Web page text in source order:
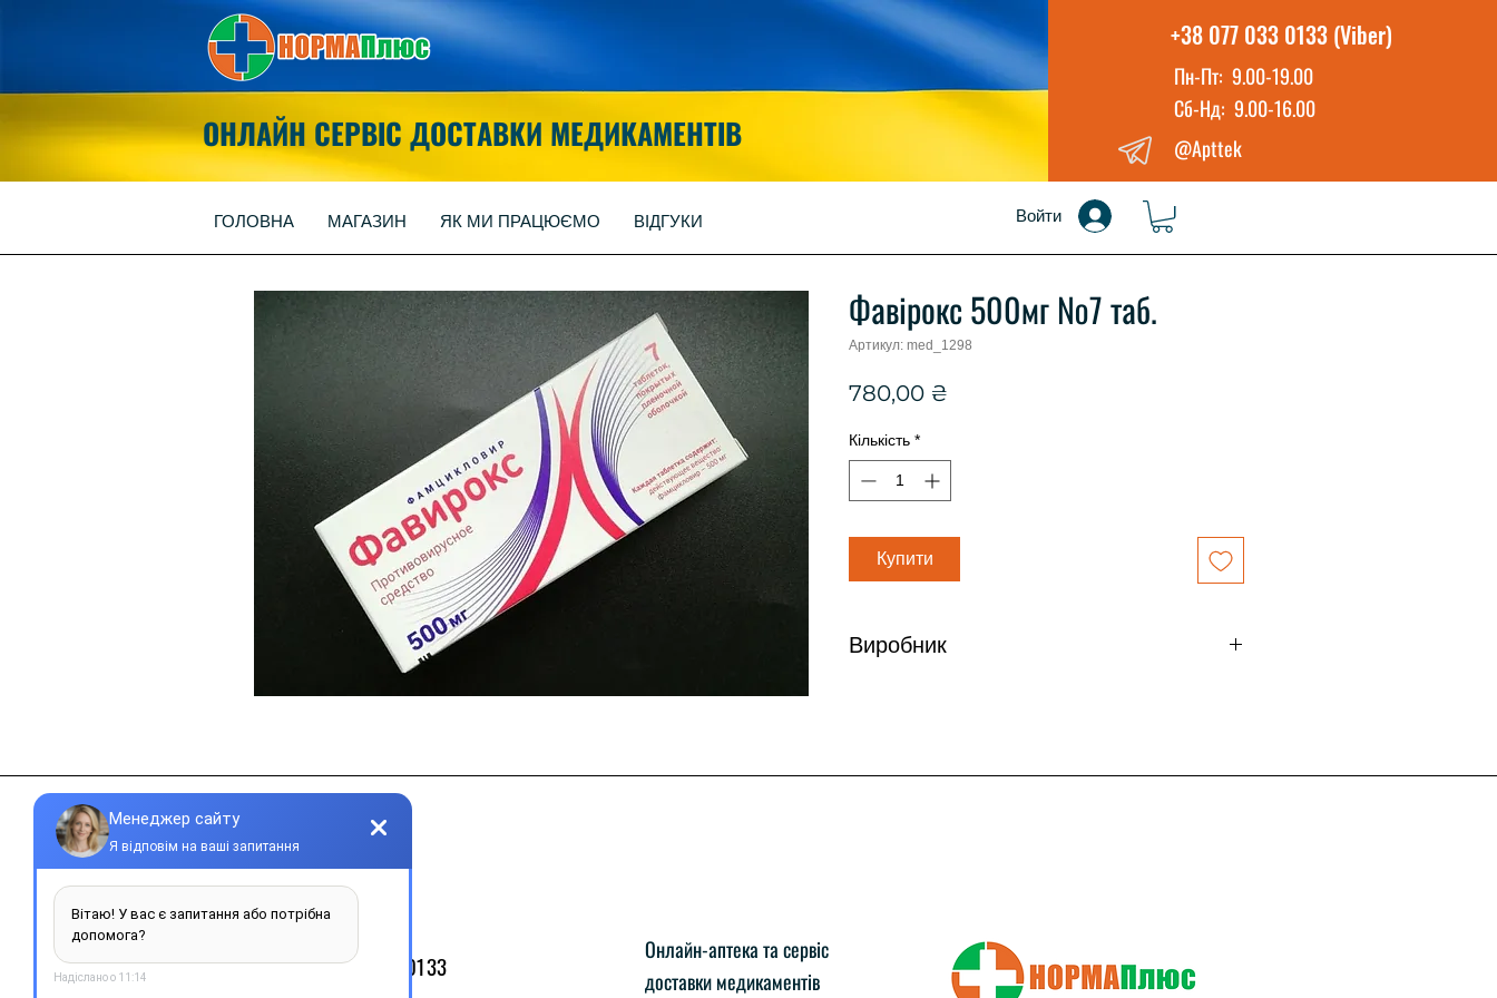
ОНЛАЙН СЕРВІС ДОСТАВКИ МЕДИКАМЕНТІВ
+38 077 033 0133 (Viber)
Пн-Пт: 9.00-19.00
Сб-Нд: 9.00-16.00
@Apttek
ГОЛОВНА МАГАЗИН ЯК МИ ПРАЦЮЄМО ВІДГУКИ Войти
Фавірокс 500мг №7 таб.
Артикул: med_1298
780,00 ₴
Кількість *
Купити
Виробник
Контакти
+38 077 033 0133
Онлайн-аптека та сервіс
доставки медикаментів